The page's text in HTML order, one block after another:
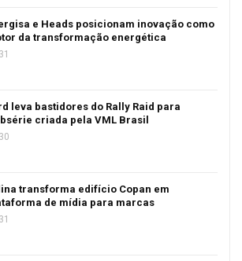
e Heads posicionam inovação como
da transformação energética
leva bastidores do Rally Raid para
criada pela VML Brasil
transforma edifício Copan em
de mídia para marcas